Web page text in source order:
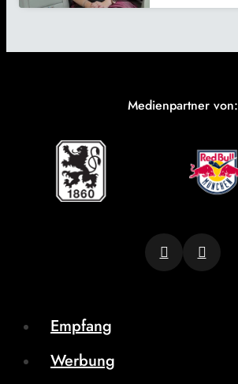
Medienpartner von:
Empfang
Werbung